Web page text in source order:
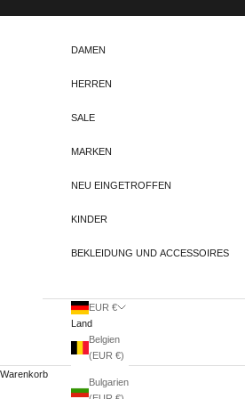
DAMEN
HERREN
SALE
MARKEN
NEU EINGETROFFEN
KINDER
BEKLEIDUNG UND ACCESSOIRES
EUR €
Land
Belgien
(EUR €)
Bulgarien
Warenkorb